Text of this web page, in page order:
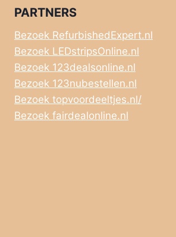
PARTNERS
Bezoek RefurbishedExpert.nl
Bezoek LEDstripsOnline.nl
Bezoek 123dealsonline.nl
Bezoek 123nubestellen.nl
Bezoek topvoordeeltjes.nl/
Bezoek fairdealonline.nl